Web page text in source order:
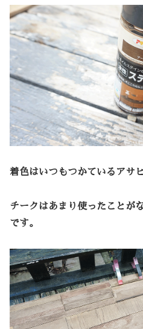
着色はいつもつかているアサ
チークはあまり使ったことが
です。